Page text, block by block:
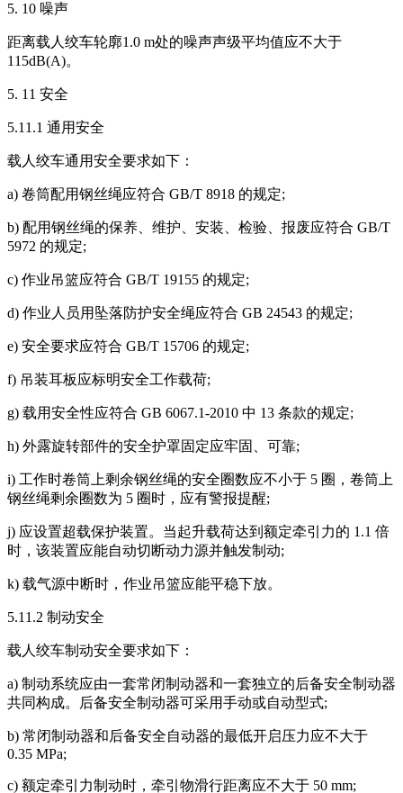
5. 10 噪声
距离载人绞车轮廓1.0 m处的噪声声级平均值应不大于
115dB(A)。
5. 11 安全
5.11.1 通用安全
载人绞车通用安全要求如下：
a) 卷筒配用钢丝绳应符合 GB/T 8918 的规定;
b) 配用钢丝绳的保养、维护、安装、检验、报废应符合 GB/T
5972 的规定;
c) 作业吊篮应符合 GB/T 19155 的规定;
d) 作业人员用坠落防护安全绳应符合 GB 24543 的规定;
e) 安全要求应符合 GB/T 15706 的规定;
f) 吊装耳板应标明安全工作载荷;
g) 载用安全性应符合 GB 6067.1-2010 中 13 条款的规定;
h) 外露旋转部件的安全护罩固定应牢固、可靠;
i) 工作时卷筒上剩余钢丝绳的安全圈数应不小于 5 圈，卷筒上
钢丝绳剩余圈数为 5 圈时，应有警报提醒;
j) 应设置超载保护装置。当起升载荷达到额定牵引力的 1.1 倍
时，该装置应能自动切断动力源并触发制动;
k) 载气源中断时，作业吊篮应能平稳下放。
5.11.2 制动安全
载人绞车制动安全要求如下：
a) 制动系统应由一套常闭制动器和一套独立的后备安全制动器
共同构成。后备安全制动器可采用手动或自动型式;
b) 常闭制动器和后备安全自动器的最低开启压力应不大于
0.35 MPa;
c) 额定牵引力制动时，牵引物滑行距离应不大于 50 mm;